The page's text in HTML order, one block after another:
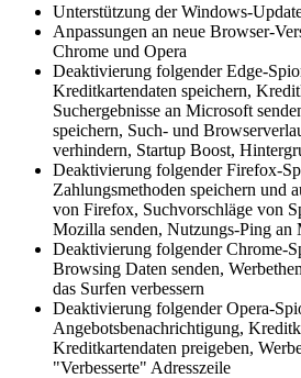
Unterstützung der Windows-
Anpassungen an neue Browser-
Chrome und Opera
Deaktivierung folgender Edge-
Kreditkartendaten speichern,
Suchergebnisse an Microsoft
speichern, Such- und
verhindern, Startup Boost,
Deaktivierung folgender Firefox-
Zahlungsmethoden speichern und
von Firefox, Suchvorschläge von
Mozilla senden, Nutzungs-Ping an
Deaktivierung folgender Chrome-
Browsing Daten senden,
das Surfen verbessern
Deaktivierung folgender Opera-
Angebotsbenachrichtigung,
Kreditkartendaten preigeben,
"Verbesserte" Adresszeile